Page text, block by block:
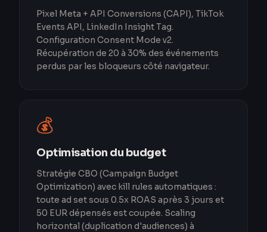
Pixel Meta + API Conversions (CAPI), TikTok
Events API, LinkedIn Insight Tag.
Configuration Consent Mode v2.
Récupération de 20 à 30% des événements
perdus par les bloqueurs côté navigateur.
💰
Optimisation du budget
Stratégie CBO (Campaign Budget
Optimization) avec kill rules automatiques :
toute ad set sous 0.5x ROAS après 3 jours et
50 EUR dépensés est coupée. Scaling
horizontal (duplication d'audiences) à